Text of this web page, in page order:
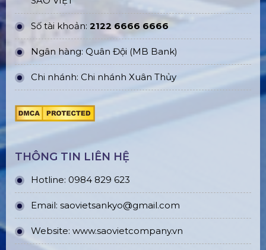
Số tài khoản: 2122 6666 6666
Ngân hàng: Quân Đội (MB Bank)
Chi nhánh: Chi nhánh Xuân Thủy
THÔNG TIN LIÊN HỆ
Hotline: 0984 829 623
Email: saovietsankyo@gmail.com
Website: www.saovietcompany.vn